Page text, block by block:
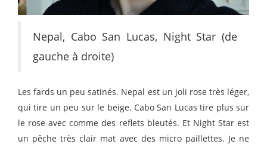
Nepal, Cabo San Lucas, Night Star (de
gauche à droite)
Les fards un peu satinés. Nepal est un joli rose très léger,
qui tire un peu sur le beige. Cabo San Lucas tire plus sur
le rose avec comme des reflets bleutés. Et Night Star est
un pêche très clair mat avec des micro paillettes. Je ne